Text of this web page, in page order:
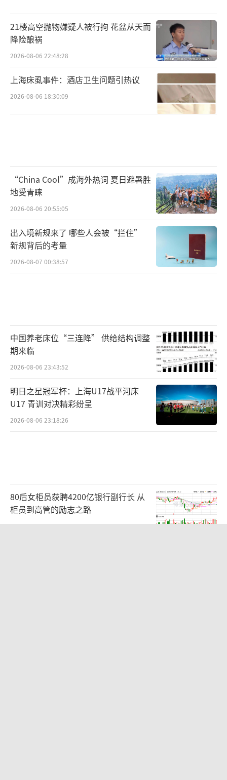
21楼高空抛物嫌疑人被行拘 花盆从天而
降险酿祸
2026-08-06 22:48:28
上海床虱事件：酒店卫生问题引热议
2026-08-06 18:30:09
“China Cool”成海外热词 夏日避暑胜
地受青睐
2026-08-06 20:55:05
出入境新规来了 哪些人会被“拦住”
新规背后的考量
2026-08-07 00:38:57
中国养老床位“三连降” 供给结构调整
期来临
2026-08-06 23:43:52
明日之星冠军杯：上海U17战平河床
U17 青训对决精彩纷呈
2026-08-06 23:18:26
80后女柜员获聘4200亿银行副行长 从
柜员到高管的励志之路
2026-08-06 15:12:35